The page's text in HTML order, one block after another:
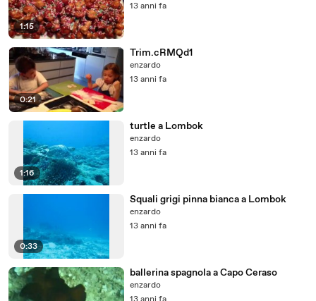
1:15
13 anni fa
0:21
Trim.cRMQd1
enzardo
13 anni fa
1:16
turtle a Lombok
enzardo
13 anni fa
0:33
Squali grigi pinna bianca a Lombok
enzardo
13 anni fa
ballerina spagnola a Capo Ceraso
enzardo